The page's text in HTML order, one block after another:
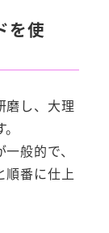
を使
磨し、大理
般的で、
順番に仕上